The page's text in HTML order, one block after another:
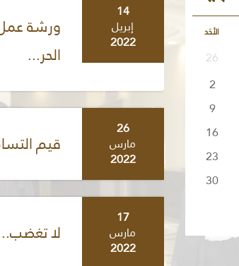
الأحَد
26
2
9
16
23
30
14
إبريل
2022
ورشة
الحر...
26
مارس
2022
قيم
17
مارس
2022
لا